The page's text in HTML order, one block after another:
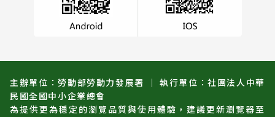
主辦單位：勞動部勞動力發展署 ｜ 執行單位：社團法人中華
民國全國中小企業總會
為提供更為穩定的瀏覽品質與使用體驗，建議更新瀏覽器至